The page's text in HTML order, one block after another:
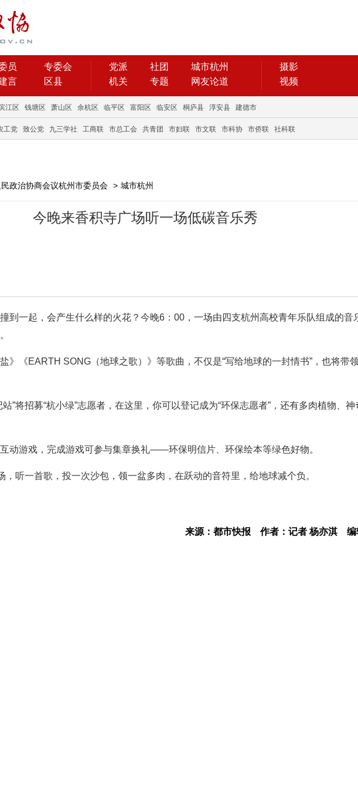
员
专委会
言 区县
党派 社团
城市杭州
机关
专题 网友论道
摄影
视频
江区 钱塘区 萧山区 余杭区 临平区 富阳区 临安区 桐庐县 淳安县 建德市
工党 致公党 九三学社 工商联 市总工会 共青团 市妇联 市文联 市科协 市侨联 社科联
政治协商会议杭州市委员会 > 城市杭州
今晚来香积寺广场听一场低碳音乐秀
到一起，会产生什么样的火花？今晚6：00，一场由四支杭州高校青年乐队组成的音
》《EARTH SONG（地球之歌）》等歌曲，不仅是“写给地球的一封情书”，也将带
”将招募“杭小绿”志愿者，在这里，你可以登记成为“环保志愿者”，还有多肉植物、
动游戏，完成游戏可参与集章换礼——环保明信片、环保绘本等绿色好物。
，听一首歌，投一次沙包，领一盆多肉，在跃动的音符里，给地球减个负。
来源：都市快报 作者：记者 杨亦淇 编